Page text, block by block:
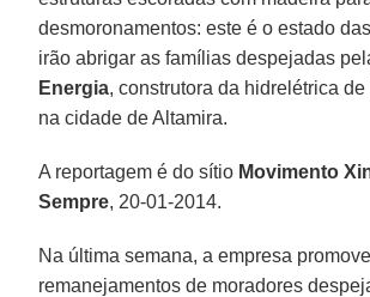
desmoronamentos: este é o estado
irão abrigar as famílias despejadas
Energia, construtora da hidrelétrica
na cidade de Altamira.
A reportagem é do sítio Movimento
Sempre, 20-01-2014.
Na última semana, a empresa
remanejamentos de moradores